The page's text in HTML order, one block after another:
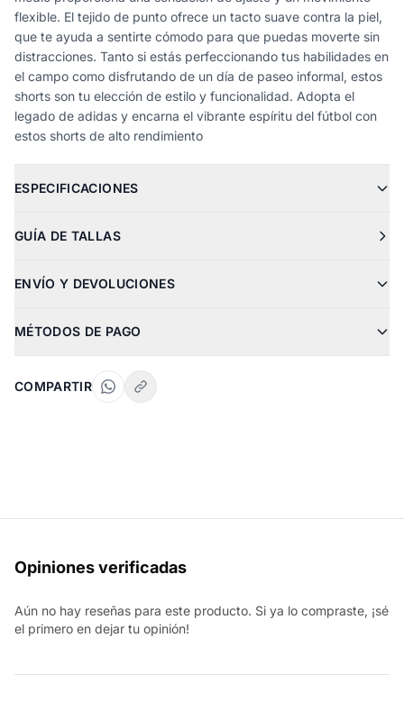
flexible. El tejido de punto ofrece un tacto suave contra la piel,
que te ayuda a sentirte cómodo para que puedas moverte sin
distracciones. Tanto si estás perfeccionando tus habilidades en
el campo como disfrutando de un día de paseo informal, estos
shorts son tu elección de estilo y funcionalidad. Adopta el
legado de adidas y encarna el vibrante espíritu del fútbol con
estos shorts de alto rendimiento
ESPECIFICACIONES
GUÍA DE TALLAS
ENVÍO Y DEVOLUCIONES
MÉTODOS DE PAGO
COMPARTIR
Opiniones verificadas
Aún no hay reseñas para este producto. Si ya lo compraste, ¡sé
el primero en dejar tu opinión!